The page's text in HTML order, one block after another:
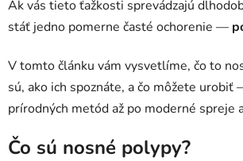
Ak vás tieto ťažkosti sprevádzajú
stáť jedno pomerne časté ochorenie —
V tomto článku vám vysvetlíme, čo to
sú, ako ich spoznáte, a čo môžete urobiť
prírodných metód až po moderné spreje
Čo sú nosné polypy?